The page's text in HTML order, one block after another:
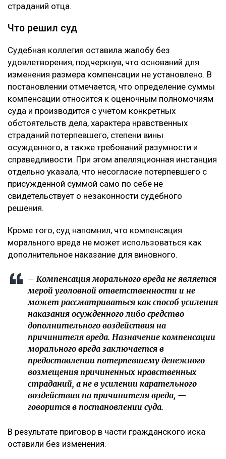
страданий отца.
Что решил суд
Судебная коллегия оставила жалобу без
удовлетворения, подчеркнув, что оснований для
изменения размера компенсации не установлено. В
постановлении отмечается, что определение суммы
компенсации относится к оценочным полномочиям
суда и производится с учетом конкретных
обстоятельств дела, характера нравственных
страданий потерпевшего, степени вины
осужденного, а также требований разумности и
справедливости. При этом апелляционная инстанция
отдельно указала, что несогласие потерпевшего с
присужденной суммой само по себе не
свидетельствует о незаконности судебного
решения.
Кроме того, суд напомнил, что компенсация
морального вреда не может использоваться как
дополнительное наказание для виновного.
– Компенсация морального вреда не является
мерой уголовной ответственности и не
может рассматриваться как способ усиления
наказания осужденного либо средство
дополнительного воздействия на
причинителя вреда. Назначение компенсации
морального вреда заключается в
предоставлении потерпевшему денежного
возмещения причиненных нравственных
страданий, а не в усилении карательного
воздействия на причинителя вреда, —
говорится в постановлении суда.
В результате приговор в части гражданского иска
оставили без изменения.